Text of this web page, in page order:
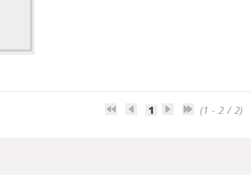
1 (1 - 2 / 2)